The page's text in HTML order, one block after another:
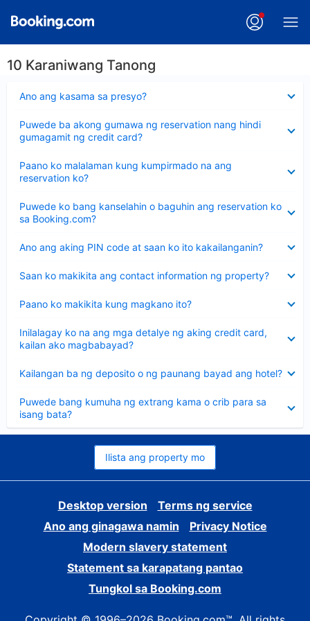
10 Karaniwang Tanong
Ano ang kasama sa presyo?
ang
Puwede ba akong gumawa ng reservation nang hindi
gumagamit ng credit card?
ang
sagot
Paano ko malalaman kung kumpirmado na ang
reservation ko?
ang
sagot
Puwede ko bang kanselahin o baguhin ang reservation ko
sa Booking.com?
ang
sagot
Ano ang aking PIN code at saan ko ito kakailanganin?
ang
Saan ko makikita ang contact information ng property?
ang
Paano ko makikita kung magkano ito?
ang
Inilalagay ko na ang mga detalye ng aking credit card,
kailan ako magbabayad?
ang
sagot
Kailangan ba ng deposito o ng paunang bayad ang hotel?
ang
Puwede bang kumuha ng extrang kama o crib para sa
isang bata?
ang
sagot
Ilista ang property mo
Desktop version
Terms ng service
Ano ang ginagawa namin
Privacy Notice
Modern slavery statement
Statement sa karapatang pantao
Tungkol sa Booking.com